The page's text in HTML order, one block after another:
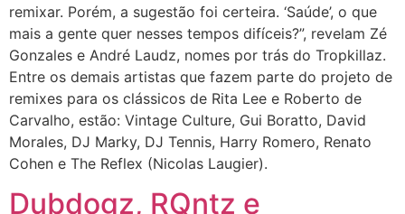
remixar. Porém, a sugestão foi certeira. ‘Saúde’, o que
mais a gente quer nesses tempos difíceis?”, revelam Zé
Gonzales e André Laudz, nomes por trás do Tropkillaz.
Entre os demais artistas que fazem parte do projeto de
remixes para os clássicos de Rita Lee e Roberto de
Carvalho, estão: Vintage Culture, Gui Boratto, David
Morales, DJ Marky, DJ Tennis, Harry Romero, Renato
Cohen e The Reflex (Nicolas Laugier).
Dubdogz, RQntz e